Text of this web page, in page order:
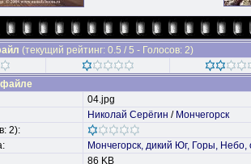
(текущий рейтинг: 0.5 / 5 - Голосов: 2)
04.jpg
Николай Серёгин / Мончегорск
2):
Мончегорск, дикий Юг, Горы, Небо,
86 KB